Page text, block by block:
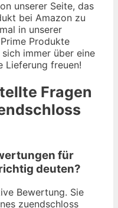
unserer Seite, das
bei Amazon zu
in unserer
Produkte
immer über eine
Lieferung freuen!
Fragen
für
deuten?
Bewertung. Sie
zuendschloss